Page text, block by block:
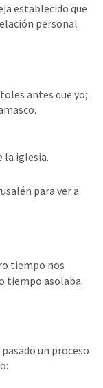
establecido que
personal
antes que yo;
la iglesia.
para ver a
tiempo nos
tiempo asolaba.
un proceso